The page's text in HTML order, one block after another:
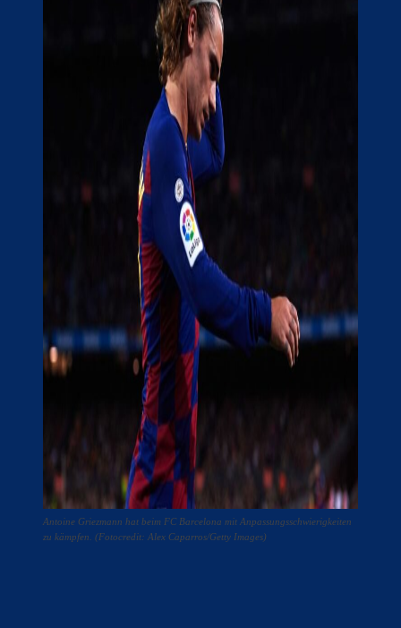
Antoine Griezmann hat beim FC Barcelona mit Anpassungsschwierigkeiten
zu kämpfen. (Fotocredit: Alex Caparros/Getty Images)